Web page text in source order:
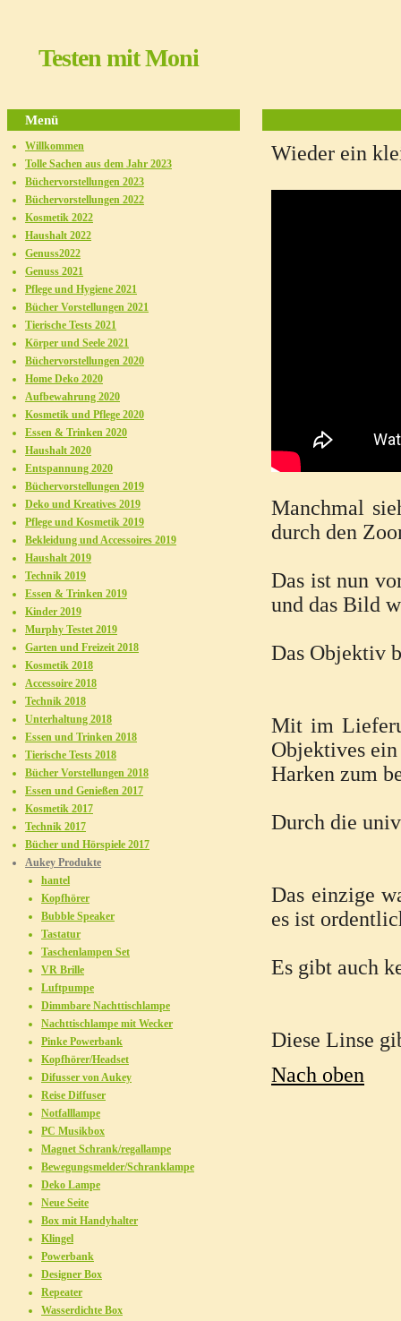
Testen mit Moni
Wieder ein
Manchmal
durch den
Das ist nun
und das Bild
Das Objektiv
Mit im
Objektives
Harken zum
Durch die
Das einzige
es ist
Es gibt auch
Diese Linse
Nach oben
Menü
Willkommen
Tolle Sachen aus dem Jahr 2023
Büchervorstellungen 2023
Büchervorstellungen 2022
Kosmetik 2022
Haushalt 2022
Genuss2022
Genuss 2021
Pflege und Hygiene 2021
Bücher Vorstellungen 2021
Tierische Tests 2021
Körper und Seele 2021
Büchervorstellungen 2020
Home Deko 2020
Aufbewahrung 2020
Kosmetik und Pflege 2020
Essen & Trinken 2020
Haushalt 2020
Entspannung 2020
Büchervorstellungen 2019
Deko und Kreatives 2019
Pflege und Kosmetik 2019
Bekleidung und Accessoires 2019
Haushalt 2019
Technik 2019
Essen & Trinken 2019
Kinder 2019
Murphy Testet 2019
Garten und Freizeit 2018
Kosmetik 2018
Accessoire 2018
Technik 2018
Unterhaltung 2018
Essen und Trinken 2018
Tierische Tests 2018
Bücher Vorstellungen 2018
Essen und Genießen 2017
Kosmetik 2017
Technik 2017
Bücher und Hörspiele 2017
Aukey Produkte
hantel
Kopfhörer
Bubble Speaker
Tastatur
Taschenlampen Set
VR Brille
Luftpumpe
Dimmbare Nachttischlampe
Nachttischlampe mit Wecker
Pinke Powerbank
Kopfhörer/Headset
Difusser von Aukey
Reise Diffuser
Notfalllampe
PC Musikbox
Magnet Schrank/regallampe
Bewegungsmelder/Schranklampe
Deko Lampe
Neue Seite
Box mit Handyhalter
Klingel
Powerbank
Designer Box
Repeater
Wasserdichte Box